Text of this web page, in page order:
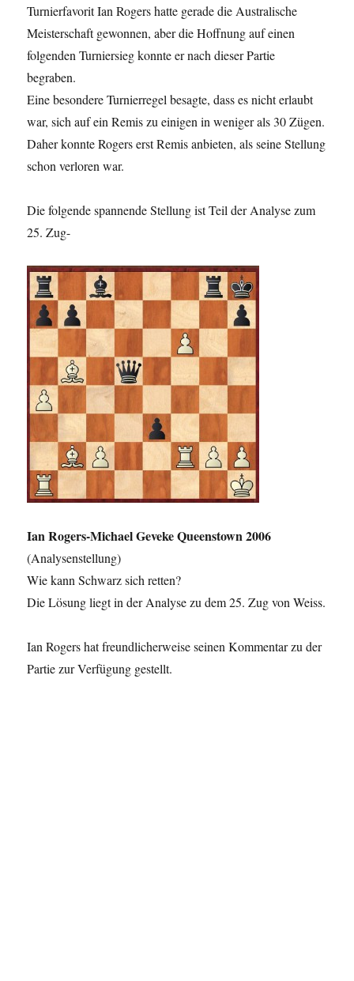
Turnierfavorit Ian Rogers hatte gerade die Australische
Meisterschaft gewonnen, aber die Hoffnung auf einen
folgenden Turniersieg konnte er nach dieser Partie
begraben.
Eine besondere Turnierregel besagte, dass es nicht erlaubt
war, sich auf ein Remis zu einigen in weniger als 30 Zügen.
Daher konnte Rogers erst Remis anbieten, als seine Stellung
schon verloren war.
Die folgende spannende Stellung ist Teil der Analyse zum
25. Zug-
Ian Rogers-Michael Geveke Queenstown 2006
(Analysenstellung)
Wie kann Schwarz sich retten?
Die Lösung liegt in der Analyse zu dem 25. Zug von Weiss.
Ian Rogers hat freundlicherweise seinen Kommentar zu der
Partie zur Verfügung gestellt.